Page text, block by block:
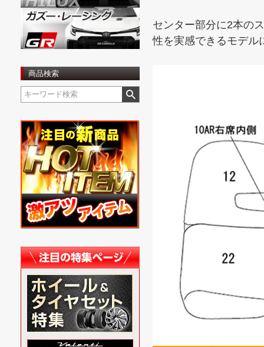
商品検索
センター部分に2本の
性を実感できるモデル